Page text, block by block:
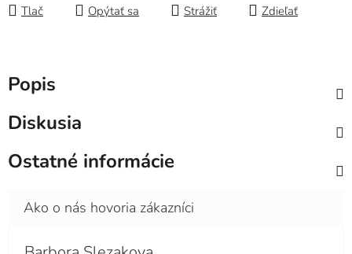
Tlač Opýtať sa Strážiť Zdieľať
Popis
Diskusia
Ostatné informácie